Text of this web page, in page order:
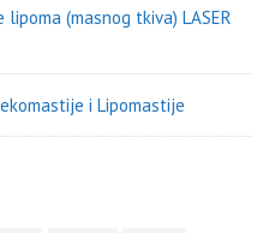
(masnog tkiva) LASER
i Lipomastije